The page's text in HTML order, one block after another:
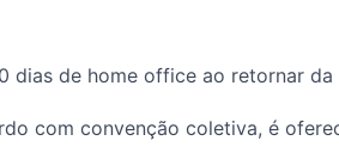
dias de home office ao retornar da
com convenção coletiva, é